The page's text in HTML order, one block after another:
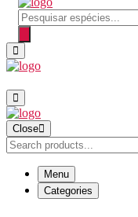
Pesquisar produtos
Close
Menu
Categories